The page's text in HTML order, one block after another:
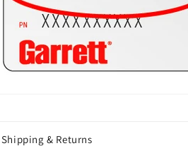
Shipping & Returns